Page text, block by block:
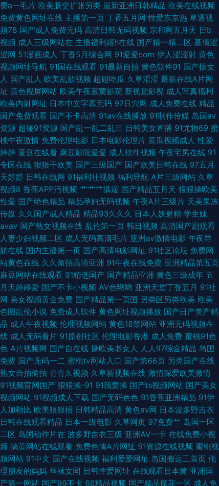
先锋影音无码av 色悠悠手机综合网 在线观看91精品福利 人妻人人干av亚洲
欧美人兽网站 国产色图av 超碰97人人香蕉 91官方网 先锋av影音av成人 亚
洲色图网址 一本一道久久精 欧美国产日韩色去吧 日韩不卡五区 久久伊人国
产黄色 国产黄精品视频 www91在线后入 91国产丝袜射精 性感国产粉嫩色
欲av 欧美日韩国产变态 日韩色网欧美 欧美操B 色噜噜狠狠一二区三区 三级
欧美韩 男人色天堂 99热色五月 在线不卡的AV初 老司机电影院 色欲久久精
品人妻 日韩欧美A视频 毛片VT 一区国产片 欧美爱就色色综合网 国产98 91
日韩在线 性交黄色欧美免费 老司机AV福利网站 91免费观看免 国产av丝袜
www第一久久 91青娱乐吧 久久国产精品熟女 福利社视频 91视频porn蝌蚪
亚洲强奸av 日韩性网 国产成人精品欧 三级网站 欧美综合亚洲俺也去 日韩
123视频 日韩乱论网站 免费版九1在线看免费 久久国产天堂 日韩三级理论在
线中文 色福利涩导航网
费a一毛片 欧美肠交扩张另类 最新亚洲日韩精品 欧美在线视频
免费黄色网址在线 主播第一页 丁香五月网 性爱东京热 草逼视
频78 国产成人免费无码 高清日韩无码视频 宗和网五月天 日b
视频 成人三级网站在 主播福利姬h在线 国产精一精二区 基情涩
涩网 51漫画成人 丁香5月综合网 91爱爱com 伊人涩涩射 黄色
视频网址导航 91国在线观看 91最新自拍 黄色软件91 国产操女
人 国产乱人 欧美乱欲视频 超碰吃瓜 久草涩涩 最新在线A片网
址 黄色视屏网站 欧美午夜寂寞影院 新视觉影视 成人写真福利
欧美内射网址 日本中文字幕无码 97日穴网 成人免费在线 精品
国产免费观看 国产不卡高清 91av在线播放 91制作传媒 岛国av
资源 超碰91资源 国产乱一乱二乱三 日韩美女直播 91尤物69 蜜
桃午夜激情 免费伦理电影 日本电影伦理片 黄瓜视频成人 性爱
婷婷 爱豆在线看 麻豆影院爱爱 成人软件视频 午夜宅男在线 91
专区在线 狠狠干欧美 国产三级国产 国产欧美日韩在线 97五月
天婷婷 日韩在线网 91福利社视频 福利导航 A片三级网站 久草
视频8 香蕉APP污视频 艹艹艹插逼 国产精品五月天 狠狠操欧美
性爱 国产绝色精品 精品孕妇无码视频 午夜A片三级片 天美果冻
传媒 久久国产成人精品 精品93久久久 日本人妖射精 学生妹
avav 国产熟女视频在线 乱伦第一页 韩日视频 高清国产剧观看
人妻少妇视频二区 成人无码高清毛片 亚洲av激情电影 午夜导
航在线 国内主播第一页 国产高清电影网址 91社区论坛 免费网
站黄色在线 久久偷拍高清亚洲 91午夜在线免费 亚洲精品第五页
麻豆网站在线观看 91精选国产 国产精品亚洲 黄色三级成年 五
月天婷婷爱 国产不卡小视频 AV色哟哟 亚洲天堂丁香五月 91社
网 美女视频黄全免费 国产精品第一页国 另类区另类欧美 欧美
色图乱伦小说 免费成人软件 黄色网址视频播放 国产日产美产精
品 成人午夜视频 伦理视频网站 黄色18禁网站 亚洲无码视频在
线 成人无码看片 91原创社区 伦理电影香港 成人免费 蜜桃91色
色 A片视频网 国产自在线 操欧美老女人 人人97综合精品 岛国
免费 国产无码一二 蜜桃tv网站入口 国产第66页 另类国产在线
熟女自拍偷拍 青青久视频 久草新视频在线 激情深爱欧美激情
91视频官网国产 狠狠操-91 91我要操 国产ts视频网站 国产美女
视频网站 91视频成人下载 国产无码色色 91香蕉亚洲精品 91伊
人加勒比 欧美狠狠插 日韩精品高清 黄色av网 日本波多野吉衣
日韩在线观看精品 日本一级电影 久草网页 97免费艹 岛国一区
二区 岛国动作片在 波多野吉衣三级 亚洲AV一卡 在线免费小视
频 搞黄网站在线观看 免费色情A片网扯 91资源在线视频 蜜桃视
频网站 91中文 国产在线视频 福利爱爱网址 岛国搬运工首页 伦
理朋友的妈妈 丝袜女同 日韩性爱网址 在线观看日本黄 亚洲国
产第一网站 国产99不卡 66精品视频 国产精品探花一区 成人免